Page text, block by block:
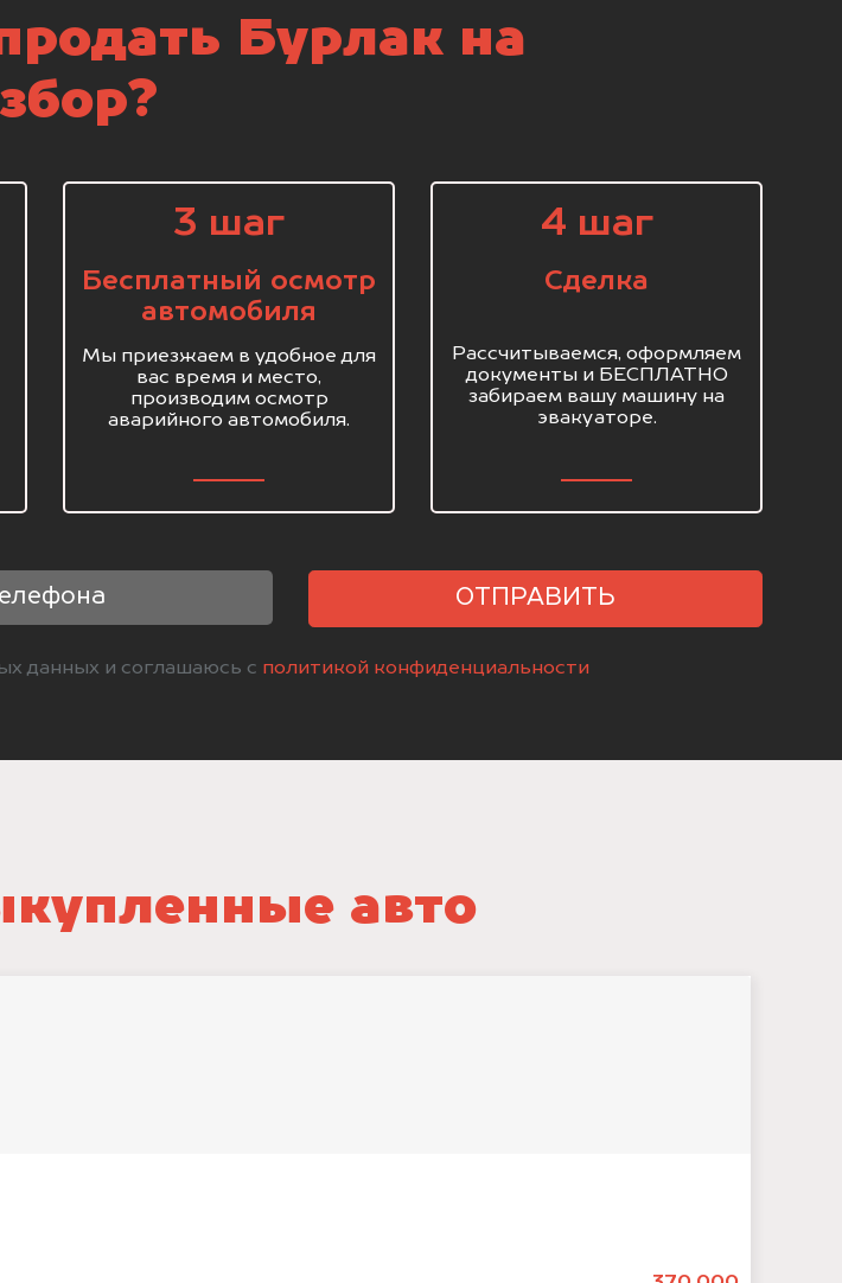
Бурлак на
3 шаг
Бесплатный осмотр
автомобиля
Мы приезжаем в удобное для
вас время и место,
производим осмотр
аварийного автомобиля.
4 шаг
Сделка
Рассчитываемся, оформляем
документы и БЕСПЛАТНО
забираем вашу машину на
эвакуаторе.
ОТПРАВИТЬ
данных и соглашаюсь с политикой конфиденциальности
авто